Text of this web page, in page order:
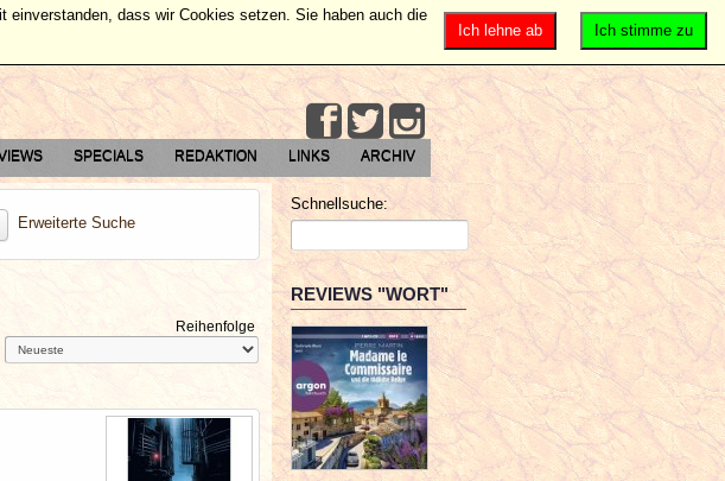
SPECIALS REDAKTION LINKS ARCHIV
Erweiterte Suche
Reihenfolge
Schnellsuche:
REVIEWS "WORT"
Ich stimme zu
Ich lehne ab
einverstanden, dass wir Cookies setzen. Sie haben auch die